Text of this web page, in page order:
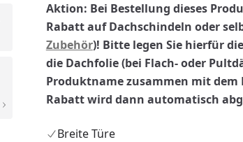
Aktion: Bei Bestellung dieses
Rabatt auf Dachschindeln oder
Zubehör)! Bitte legen Sie hierfür
die Dachfolie (bei Flach- oder
Produktname zusammen mit
Rabatt wird dann automatisch
Breite Türe